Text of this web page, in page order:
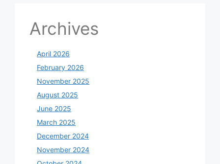
Archives
April 2026
February 2026
November 2025
August 2025
June 2025
March 2025
December 2024
November 2024